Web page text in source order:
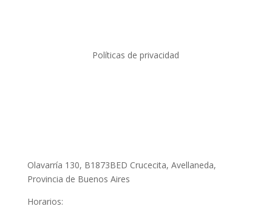
Políticas de privacidad
Olavarría 130, B1873BED Crucecita, Avellaneda,
Provincia de Buenos Aires
Horarios: